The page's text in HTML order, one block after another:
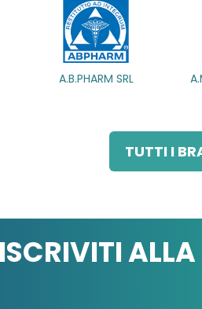
A.B.PHARM SRL
A.B.PHARM SRL
TUTTI I
ALLA